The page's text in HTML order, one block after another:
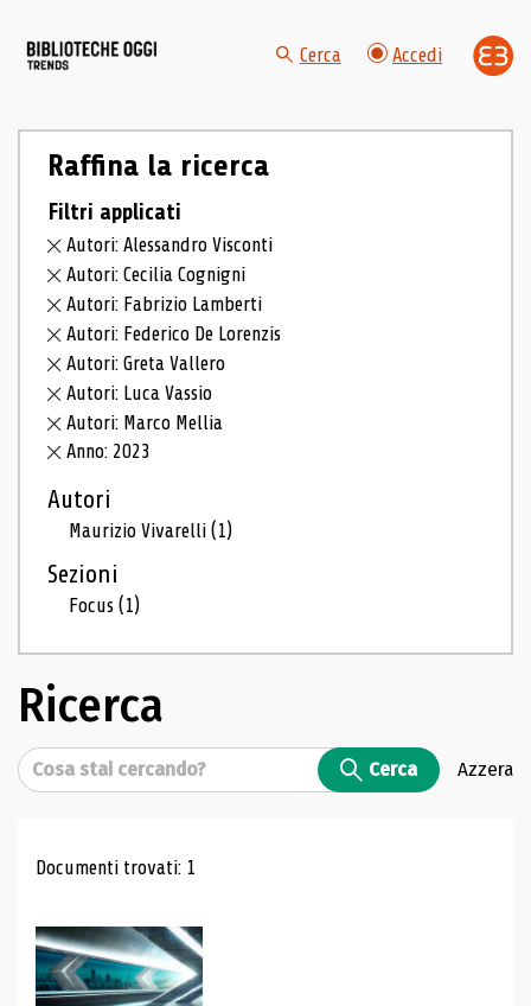
Cerca Accedi
Raffina la ricerca
Filtri applicati
Autori: Alessandro Visconti
Autori: Cecilia Cognigni
Autori: Fabrizio Lamberti
Autori: Federico De Lorenzis
Autori: Greta Vallero
Autori: Luca Vassio
Autori: Marco Mellia
Anno: 2023
Autori
Maurizio Vivarelli(1)
Sezioni
Focus(1)
Ricerca
Cerca Cerca Azzera
Risultati di ricerca
Documenti trovati: 1